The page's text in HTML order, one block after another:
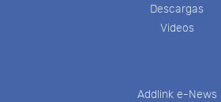
Descargas
Videos
Addlink e-News